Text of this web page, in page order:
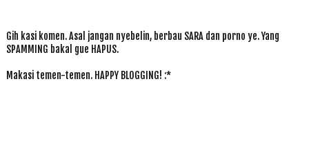
Gih kasi komen. Asal jangan nyebelin, berbau SARA dan porno ye. Yang
SPAMMING bakal gue HAPUS.
Makasi temen-temen. HAPPY BLOGGING! :*